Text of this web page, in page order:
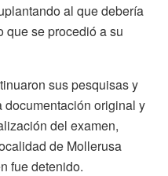
al que debería
que se procedió a su
sus pesquisas y
original y
del examen,
de Mollerusa
fue detenido.